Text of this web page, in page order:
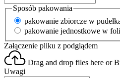
Sposób pakowania
pakowanie zbiorcze w
pakowanie jednostkowe w
Załączenie pliku z podglądem
Drag and drop files here or
Uwagi